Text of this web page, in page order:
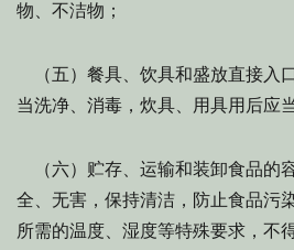
物、不洁物；
（五）餐具、饮具和盛放直接入
当洗净、消毒，炊具、用具用后应
（六）贮存、运输和装卸食品的
全、无害，保持清洁，防止食品污
所需的温度、湿度等特殊要求，不